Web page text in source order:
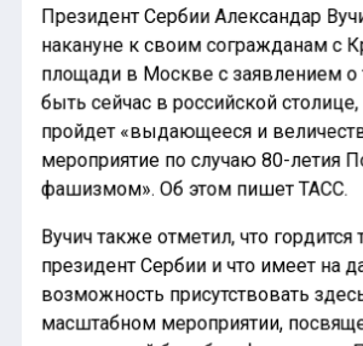
Президент Сербии Александар
накануне к своим согражданам с
площади в Москве с заявлением о
быть сейчас в российской
пройдет «выдающееся и
мероприятие по случаю 80-летия
фашизмом». Об этом пишет ТАСС.
Вучич также отметил, что гордится
президент Сербии и что имеет на
возможность присутствовать
масштабном мероприятии,